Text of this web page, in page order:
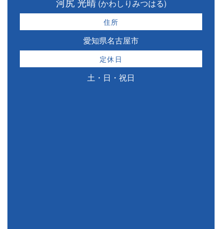
(かわしりみつはる)
住所
愛知県名古屋市
定休日
土・日・祝日